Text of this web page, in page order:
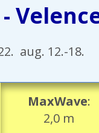
aug. 12.-18.
MaxWave:
2,0 m